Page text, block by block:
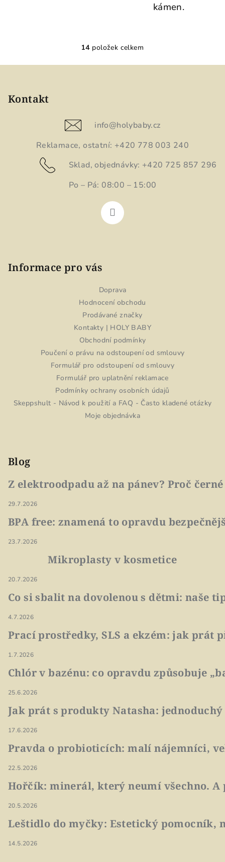
kámen.
O
v
c
í
p
v
k
y
v
ý
p
14položek celkem
Kontakt
info@holybaby.cz
Reklamace, ostatní: +420 778 003 240
Sklad, objednávky: +420 725 857 296
Po – Pá: 08:00 – 15:00
Informace pro vás
Doprava
Hodnocení obchodu
Prodávané značky
Kontakty | HOLY BABY
Obchodní podmínky
Poučení o právu na odstoupení od smlouvy
Formulář pro odstoupení od smlouvy
Formulář pro uplatnění reklamace
Podmínky ochrany osobních údajů
Skeppshult - Návod k použití a FAQ - Často kladené otázky
Moje objednávka
Blog
Z elektroodpadu až na pánev? Proč
29.7.2026
BPA free: znamená to opravdu
23.7.2026
Mikroplasty v kosmetice
20.7.2026
Co si sbalit na dovolenou s dětmi: naše
4.7.2026
Prací prostředky, SLS a ekzém: jak prát
1.7.2026
Chlór v bazénu: co opravdu způsobuje
25.6.2026
Jak prát s produkty Natasha:
17.6.2026
Pravda o probioticích: malí nájemníci,
22.5.2026
Hořčík: minerál, který neumí všechno.
20.5.2026
Leštidlo do myčky: Estetický pomocník,
14.5.2026